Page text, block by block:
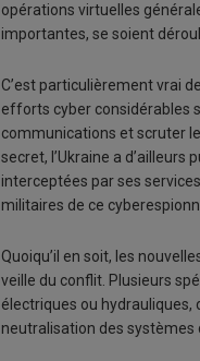
opérations virtuelles
importantes, se soient
C’est particulièrement vrai
efforts cyber considérables
communications et scruter
secret, l’Ukraine a
interceptées par ses
militaires de ce
Quoiqu’il en soit, les
veille du conflit. Plusieurs
électriques ou
neutralisation des systèmes